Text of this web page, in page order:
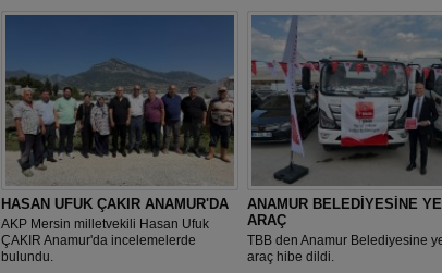
HASAN UFUK ÇAKIR ANAMUR'DA
AKP Mersin milletvekili Hasan Ufuk
ÇAKIR Anamur'da incelemelerde
bulundu.
ANAMUR BELEDİYESİNE
ARAÇ
TBB den Anamur Belediyesine
araç hibe dildi.